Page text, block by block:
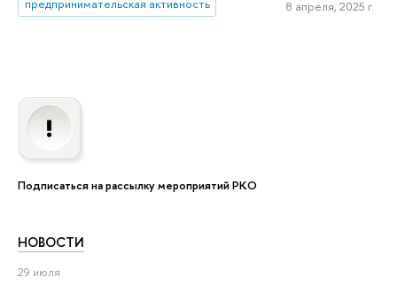
Подписаться на рассылку мероприятий РКО
НОВОСТИ
29 июля
предпринимательская активность 8 апреля, 2025 г.